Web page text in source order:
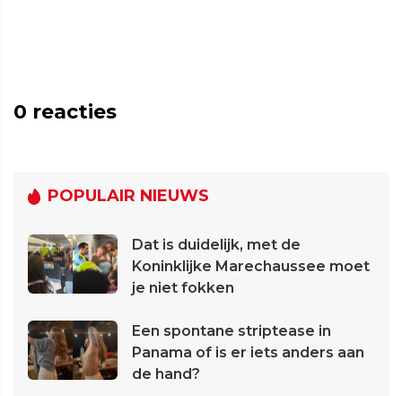
0 reacties
POPULAIR NIEUWS
Dat is duidelijk, met de
Koninklijke Marechaussee moet
je niet fokken
Een spontane striptease in
Panama of is er iets anders aan
de hand?